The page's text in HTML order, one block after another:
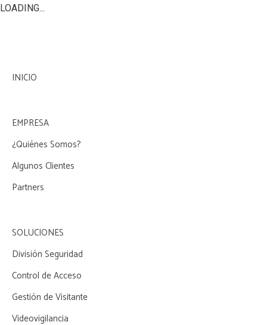
LOADING...
INICIO
EMPRESA
¿Quiénes Somos?
Algunos Clientes
Partners
SOLUCIONES
División Seguridad
Control de Acceso
Gestión de Visitante
Videovigilancia